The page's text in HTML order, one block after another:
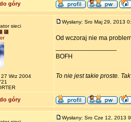
góry
sieci
27 Wrz 2004
Wysłany: Sro Maj 29, 2013
Od wczoraj nie ma
BOFH
To nie jest takie proste.
góry
Wysłany: Sro Cze 12, 2013